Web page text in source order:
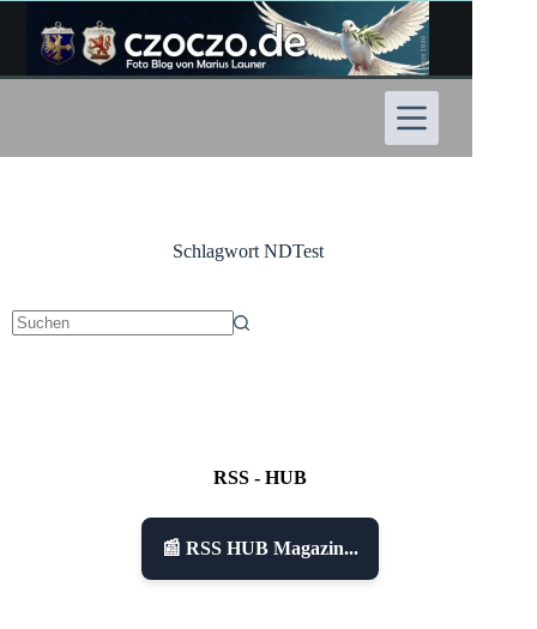
Inhalt
springen
Schlagwort NDTest
RSS - HUB
📰 RSS HUB Magazin...